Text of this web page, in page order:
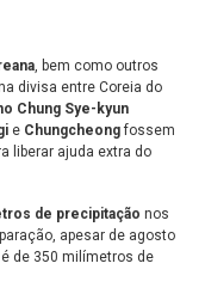
, bem como outros
divisa entre Coreia do
Chung Sye-kyun
e Chungcheongfossem
liberar ajuda extra do
de precipitação nos
apesar de agosto
de 350 milímetros de